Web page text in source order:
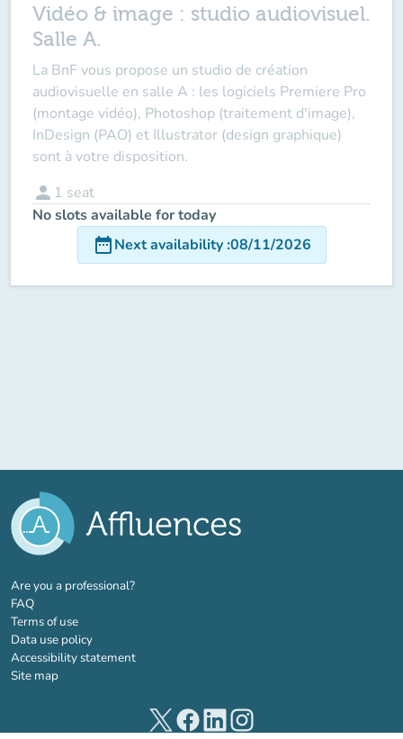
Vidéo & image : studio audiovisuel.
Salle A.
La BnF vous propose un studio de création
audiovisuelle en salle A : les logiciels Premiere Pro
(montage vidéo), Photoshop (traitement d'image),
InDesign (PAO) et Illustrator (design graphique)
sont à votre disposition.
person 1 seat
No slots available for today
date_rangeNext availability:08/11/2026
Are you a professional?(new tab)
FAQ
Terms of use
Data use policy
Accessibility statement
Site map
(new tab)(new tab)(new tab)